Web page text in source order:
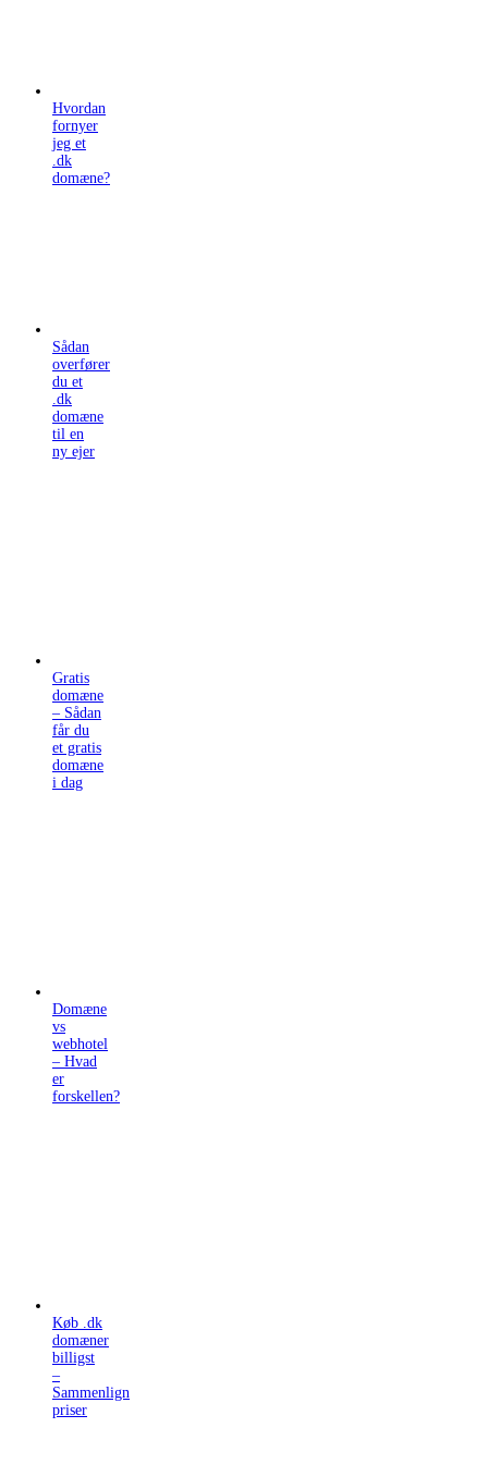
Hvordan
fornyer
jeg et
.dk
domæne?
Sådan
overfører
du et
.dk
domæne
til en
ny ejer
Gratis
domæne
– Sådan
får du
et gratis
domæne
i dag
Domæne
vs
webhotel
– Hvad
er
forskellen?
Køb .dk
domæner
billigst
–
Sammenlign
priser